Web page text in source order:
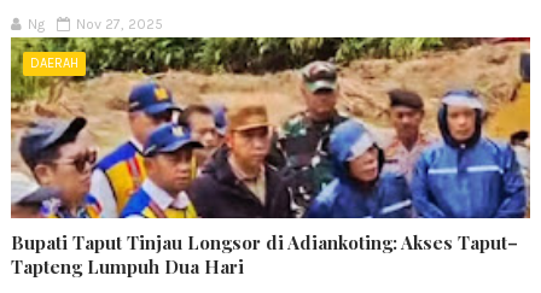
Ng Nov 27, 2025
DAERAH
Bupati Taput Tinjau Longsor di Adiankoting: Akses Taput–
Tapteng Lumpuh Dua Hari